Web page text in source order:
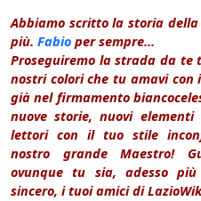
Abbiamo scritto la storia
più. Fabio per sempre...
Proseguiremo la strada da te
nostri colori che tu amavi con
già nel firmamento
nuove storie, nuovi
lettori con il tuo stile
nostro grande Maestro!
ovunque tu sia, adesso
sincero, i tuoi amici di